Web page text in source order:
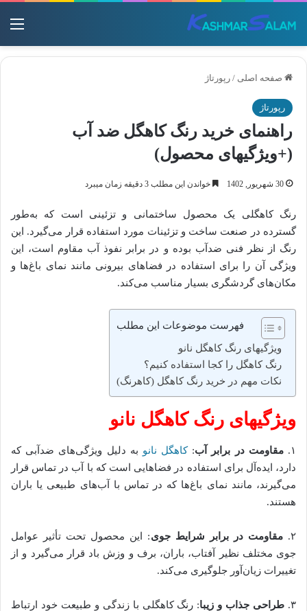
صفحه اصلی / رپورتاژ
رپورتاژ
راهنمای خرید رنگ کاهگل ضد آب
(+ویژگیهای محصول)
30 شهریور, 1402 خواندن این مطلب 3 دقیقه زمان میبرد
رنگ کاهگلی یک محصول ساختمانی و تزئینی است که به‌طور
گسترده در صنعت ساخت و تزئینات مورد استفاده قرار می‌گیرد. این
رنگ از نظر فنی ضدآب بوده و در برابر نفوذ آب مقاوم است، این
ویژگی آن را برای استفاده در فضاهای بیرونی مانند نمای باغ‌ها و
مکان‌های گردشگری بسیار مناسب می‌کند.
فهرست موضوعات این مطلب
ویژگیهای رنگ کاهگل نانو
رنگ کاهگل را کجا استفاده کنیم؟
نکات مهم در خرید رنگ کاهگل (کاهرنگ)
ویژگیهای رنگ کاهگل نانو
۱. مقاومت در برابر آب:کاهگل نانو به دلیل ویژگی‌های ضدآبی که
دارد، ایده‌آل برای استفاده در فضاهایی است که با آب در تماس قرار
می‌گیرند، مانند نمای باغ‌ها که در تماس با آب‌های طبیعی یا باران
هستند.
۲. مقاومت در برابر شرایط جوی: این محصول تحت تأثیر عوامل
جوی مختلف نظیر آفتاب، باران، برف و وزش باد قرار می‌گیرد و از
تغییرات زیان‌آور جلوگیری می‌کند.
۳. طراحی جذاب و زیبا: رنگ کاهگلی با زندگی و طبیعت خود ارتباط